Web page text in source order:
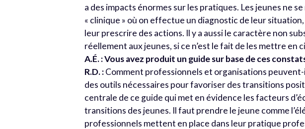
a des impacts énormes sur les pratiques. Les jeunes ne
« clinique » où on effectue un diagnostic de leur
leur prescrire des actions. Il y a aussi le caractère non
réellement aux jeunes, si ce n’est le fait de les mettre en
A.É. : Vous avez produit un guide sur base de ces
R.D. :Comment professionnels et organisations
des outils nécessaires pour favoriser des transitions
centrale de ce guide qui met en évidence les facteurs
transitions des jeunes. Il faut prendre le jeune comme
professionnels mettent en place dans leur pratique